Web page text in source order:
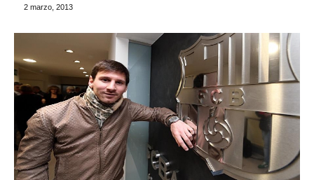
2 marzo, 2013